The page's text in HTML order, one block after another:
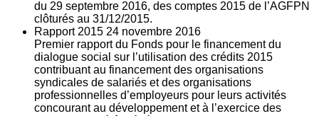
du 29 septembre 2016, des comptes 2015 de l’AGFPN
clôturés au 31/12/2015.
Rapport 2015 24 novembre 2016
Premier rapport du Fonds pour le financement du
dialogue social sur l’utilisation des crédits 2015
contribuant au financement des organisations
syndicales de salariés et des organisations
professionnelles d’employeurs pour leurs activités
concourant au développement et à l’exercice des